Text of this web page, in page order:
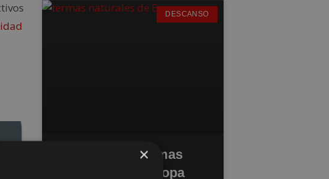
DESCANSO
Las mejores termas
naturales de Europa
×